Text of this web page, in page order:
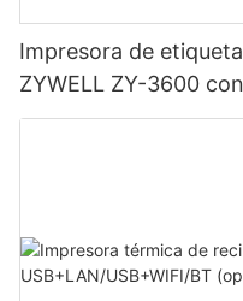
Impresora de
ZYWELL ZY-3600